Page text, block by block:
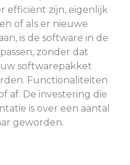
efficiënt zijn, eigenlijk
of als er nieuwe
is de software in de
zonder dat
softwarepakket
Functionaliteiten
af. De investering die
is over een aantal
geworden.